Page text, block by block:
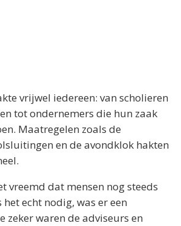
vrijwel iedereen: van scholieren
tot ondernemers die hun zaak
Maatregelen zoals de
en de avondklok hakten
vreemd dat mensen nog steeds
echt nodig, was er een
zeker waren de adviseurs en